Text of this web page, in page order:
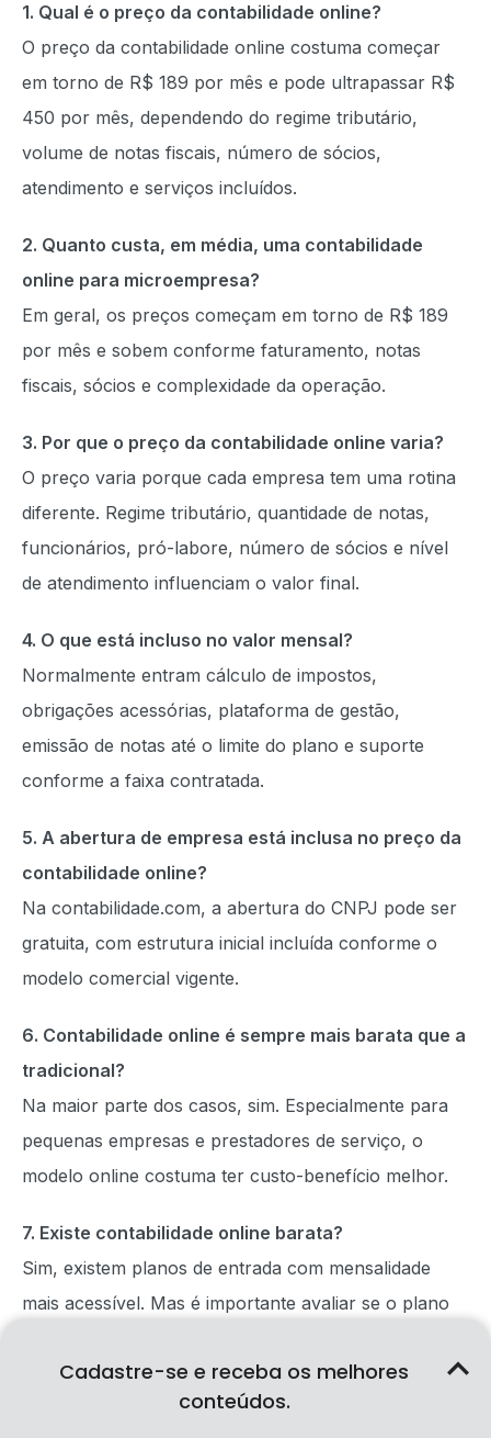
1. Qual é o preço da contabilidade online?
O preço da contabilidade online costuma começar
em torno de R$ 189 por mês e pode ultrapassar R$
450 por mês, dependendo do regime tributário,
volume de notas fiscais, número de sócios,
atendimento e serviços incluídos.
2. Quanto custa, em média, uma contabilidade
online para microempresa?
Em geral, os preços começam em torno de R$ 189
por mês e sobem conforme faturamento, notas
fiscais, sócios e complexidade da operação.
3. Por que o preço da contabilidade online varia?
O preço varia porque cada empresa tem uma rotina
diferente. Regime tributário, quantidade de notas,
funcionários, pró-labore, número de sócios e nível
de atendimento influenciam o valor final.
4. O que está incluso no valor mensal?
Normalmente entram cálculo de impostos,
obrigações acessórias, plataforma de gestão,
emissão de notas até o limite do plano e suporte
conforme a faixa contratada.
5. A abertura de empresa está inclusa no preço da
contabilidade online?
Na contabilidade.com, a abertura do CNPJ pode ser
gratuita, com estrutura inicial incluída conforme o
modelo comercial vigente.
6. Contabilidade online é sempre mais barata que a
tradicional?
Na maior parte dos casos, sim. Especialmente para
pequenas empresas e prestadores de serviço, o
modelo online costuma ter custo-benefício melhor.
7. Existe contabilidade online barata?
Sim, existem planos de entrada com mensalidade
mais acessível. Mas é importante avaliar se o plano
pró-labore e serviços essenciais para a rotina da
Cadastre-se e receba os melhores
conteúdos.